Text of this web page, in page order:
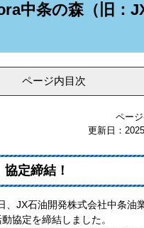
中条の森（旧：
ページ内目次
ペー
更新日：
協定締結！
JX石油開発株式会社中条油
協定を締結しました。